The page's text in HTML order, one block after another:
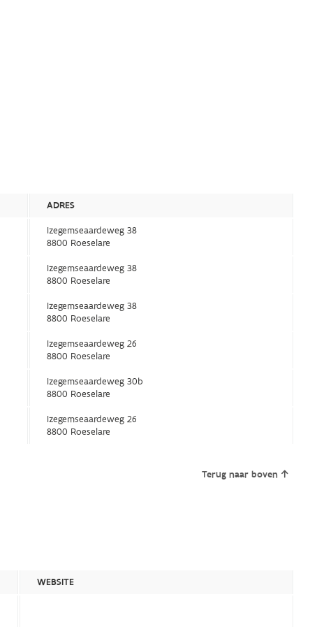
ADRES
Izegemseaardeweg 38
8800 Roeselare
Izegemseaardeweg 38
8800 Roeselare
Izegemseaardeweg 38
8800 Roeselare
Izegemseaardeweg 26
8800 Roeselare
Izegemseaardeweg 30b
8800 Roeselare
Izegemseaardeweg 26
8800 Roeselare
Terug naar boven
WEBSITE